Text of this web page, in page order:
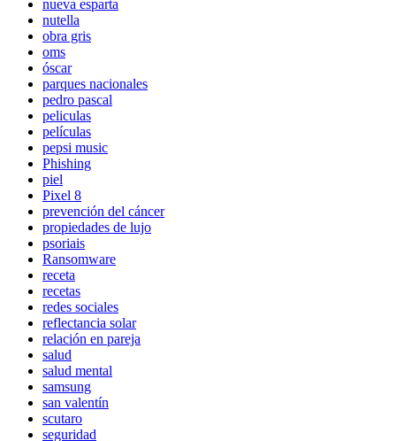
nueva esparta
nutella
obra gris
oms
óscar
parques nacionales
pedro pascal
peliculas
películas
pepsi music
Phishing
piel
Pixel 8
prevención del cáncer
propiedades de lujo
psoriais
Ransomware
receta
recetas
redes sociales
reflectancia solar
relación en pareja
salud
salud mental
samsung
san valentín
scutaro
seguridad